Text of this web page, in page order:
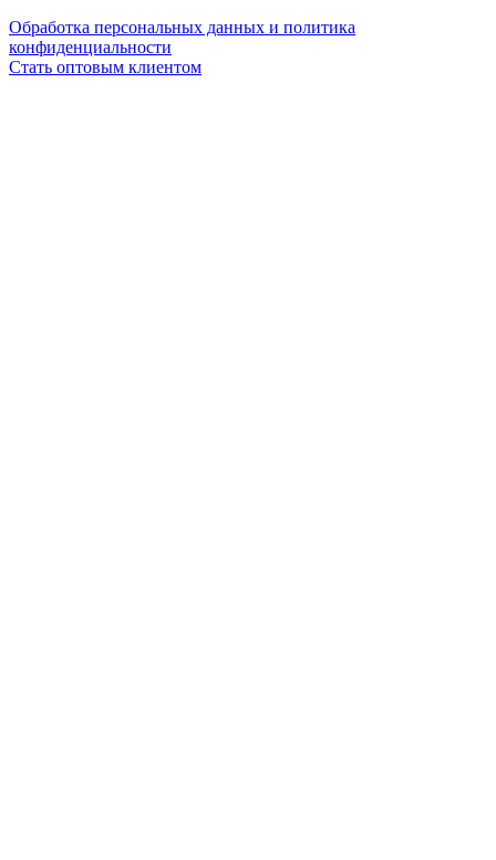
Обработка персональных данных и политика
конфиденциальности
Стать оптовым клиентом